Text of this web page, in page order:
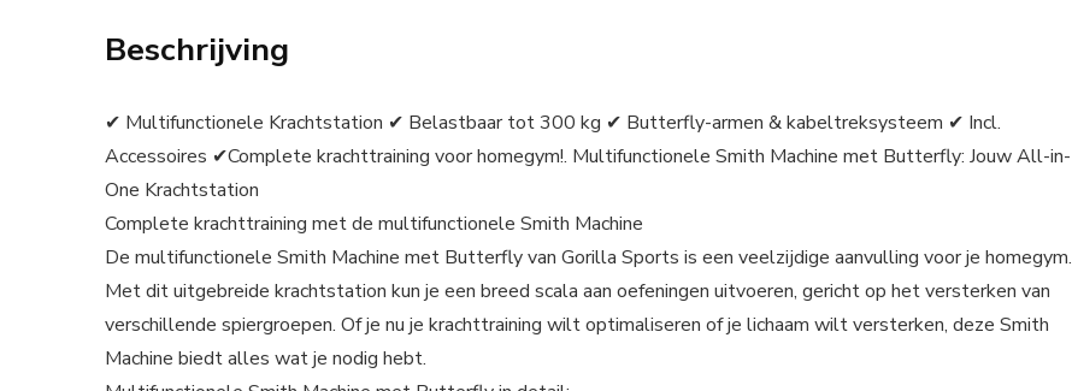
Beschrijving
✔ Multifunctionele Krachtstation ✔ Belastbaar tot 300 kg ✔ Butterfly-armen & kabeltreksysteem ✔ Incl.
Accessoires ✔Complete krachttraining voor homegym!. Multifunctionele Smith Machine met Butterfly: Jouw All-in-
One Krachtstation
Complete krachttraining met de multifunctionele Smith Machine
De multifunctionele Smith Machine met Butterfly van Gorilla Sports is een veelzijdige aanvulling voor je homegym.
Met dit uitgebreide krachtstation kun je een breed scala aan oefeningen uitvoeren, gericht op het versterken van
verschillende spiergroepen. Of je nu je krachttraining wilt optimaliseren of je lichaam wilt versterken, deze Smith
Machine biedt alles wat je nodig hebt.